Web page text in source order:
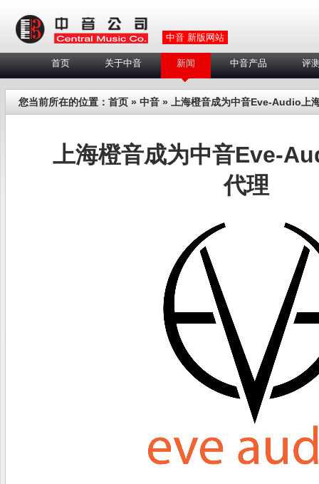
中音 新版网站
首页 关于中音 新闻 中音产品 评
您当前所在的位置： 首页 » 中音 » 上海橙音成为中音Eve-Audio上
上海橙音成为中音Eve-
代理